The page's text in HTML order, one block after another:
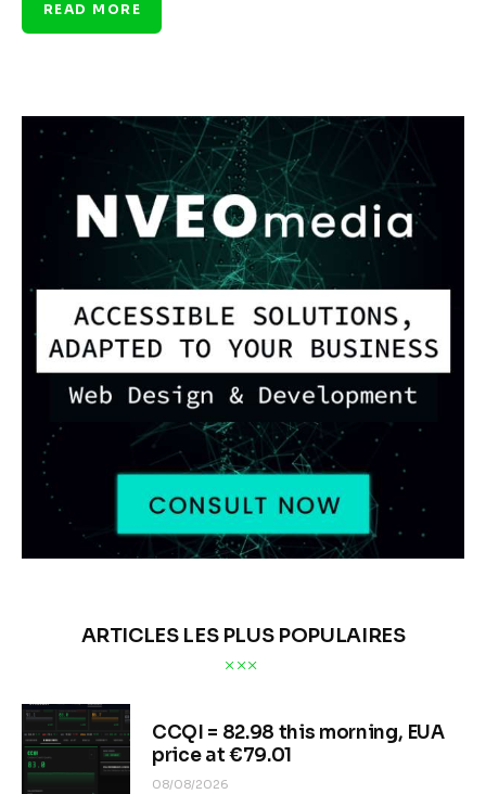
READ MORE
ARTICLES LES PLUS POPULAIRES
CCQI = 82.98 this morning, EUA
price at €79.01
08/08/2026